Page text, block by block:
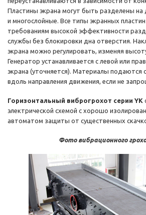
Пластины экрана могут быть разделены на
и многослойные. Все типы экранных
требованиям высокой эффективности
службы без блокировки дна отверстия.
экрана можно регулировать, изменяя
Генератор устанавливается с левой или
экрана (уточняется). Материалы подаются
вдоль направления движения, если не
Горизонтальный виброгрохот серии YK
электрической схемой с хорошо
автоматом защиты от существенных
Фото вибрационного